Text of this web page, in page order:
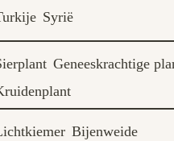
Syrië
Geneeskrachtige
Bijenweide